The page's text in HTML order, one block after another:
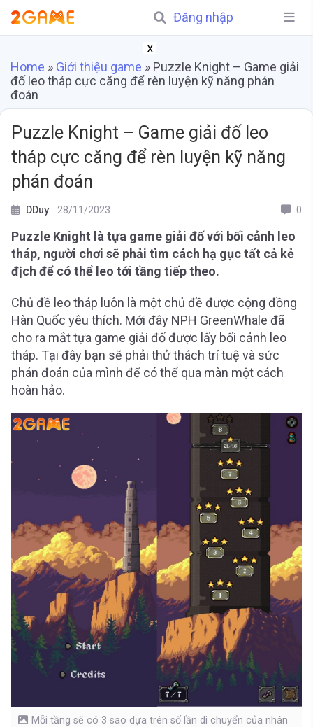
Đăng nhập
X
Home » Giới thiệu game » Puzzle Knight – Game giải
đố leo tháp cực căng để rèn luyện kỹ năng phán
đoán
Puzzle Knight – Game giải đố leo
tháp cực căng để rèn luyện kỹ năng
phán đoán
DDuy 28/11/2023 0
Puzzle Knight là tựa game giải đố với bối cảnh leo
tháp, người chơi sẽ phải tìm cách hạ gục tất cả kẻ
địch để có thể leo tới tầng tiếp theo.
Chủ đề leo tháp luôn là một chủ đề được cộng đồng
Hàn Quốc yêu thích. Mới đây NPH GreenWhale đã
cho ra mắt tựa game giải đố được lấy bối cảnh leo
tháp. Tại đây bạn sẽ phải thử thách trí tuệ và sức
phán đoán của mình để có thể qua màn một cách
hoàn hảo.
Mỗi tầng sẽ có 3 sao dựa trên số lần di chuyển của nhân